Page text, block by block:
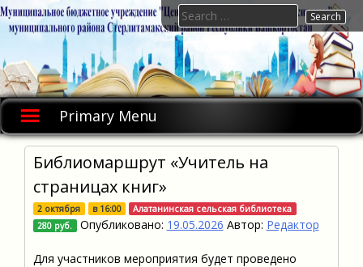
Skip
to
Primary Menu
Search
for:
Библиомаршрут «Учитель на
страницах книг»
2 октября в16:00
Алатанинская сельская библиотека
280 руб.
Опубликовано: 19.05.2026 Автор: Редактор
Для участников мероприятия будет проведено